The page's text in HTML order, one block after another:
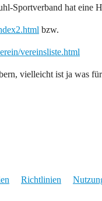
Sportverband hat eine
bzw.
vereinsliste.html
vielleicht ist ja was
Richtlinien